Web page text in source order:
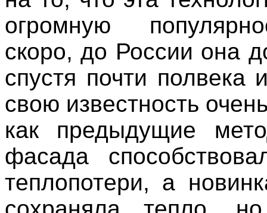
огромную
скоро, до России она
спустя почти полвека
свою известность
как предыдущие
фасада
теплопотери, а